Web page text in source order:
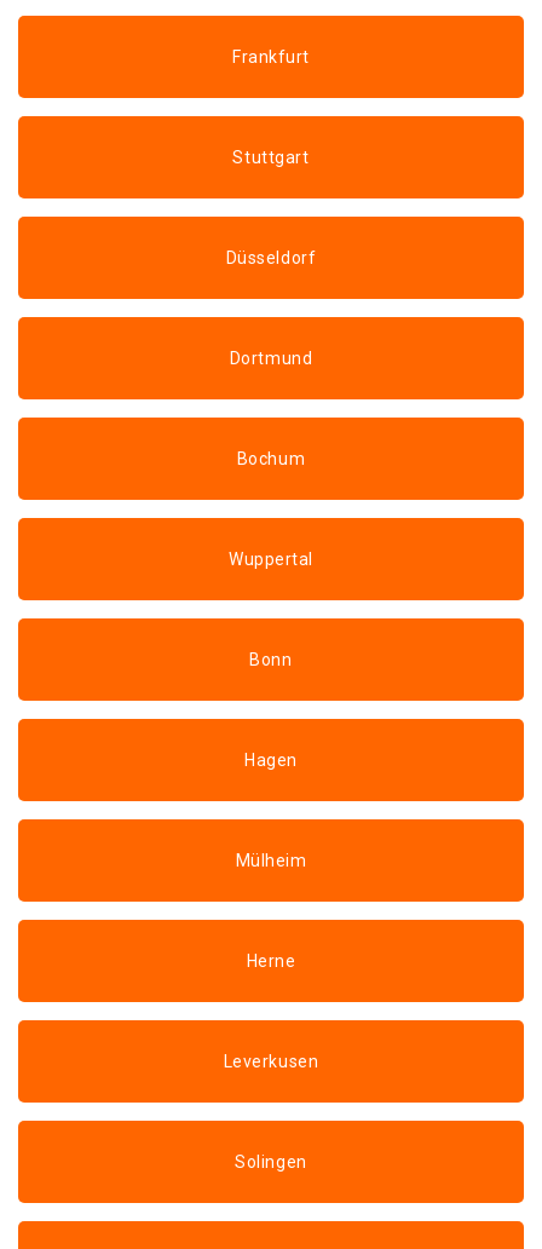
Frankfurt
Stuttgart
Düsseldorf
Dortmund
Bochum
Wuppertal
Bonn
Hagen
Mülheim
Herne
Leverkusen
Solingen